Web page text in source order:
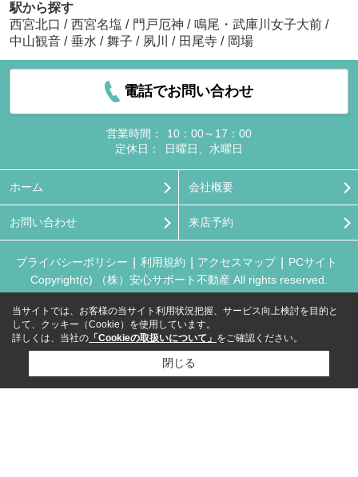
駅から探す
西宮北口 / 西宮名塩 / 門戸厄神 / 鳴尾・武庫川女子大前 /
中山観音 / 垂水 / 舞子 / 夙川 / 田尾寺 / 岡場
電話でお問い合わせ
営業時間：
10：00～17：00
定休日：
日曜日、水曜日
ホーム 会社概要
お問い合わせ 来店予約
プライバシーポリシー 利用規約 アクセスマップ
PCサイト
Copyright(c) （株）安心サポート不動産 All rights reserved.
当サイトでは、お客様の当サイト利用状況把握、サービス向上検討を目的と
して、クッキー（Cookie）を使用しています。
詳しくは、当社の 「Cookieの取扱いについて」 をご確認ください。
閉じる